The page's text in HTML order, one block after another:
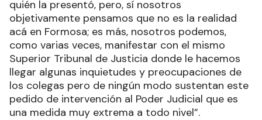
quién la presentó, pero, sí nosotros
objetivamente pensamos que no es la realidad
acá en Formosa; es más, nosotros podemos,
como varias veces, manifestar con el mismo
Superior Tribunal de Justicia donde le hacemos
llegar algunas inquietudes y preocupaciones de
los colegas pero de ningún modo sustentan este
pedido de intervención al Poder Judicial que es
una medida muy extrema a todo nivel”.